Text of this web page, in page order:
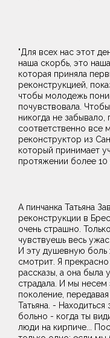
"Для всех нас этот
наша скорбь, это
которая приняла
реконструкцией,
чтобы молодежь
почувствовала.
никогда не
соответственно все
реконструктор из
который принимает
протяжении более 10
А пинчанка Татьяна
реконструкции в
очень страшно.
чувствуешь весь
И эту душевную боль
смотрит. Я
рассказы, а она была
страдала. И мы несем
поколение,
Татьяна. - Находиться
больно - когда ты
люди на кирпиче...